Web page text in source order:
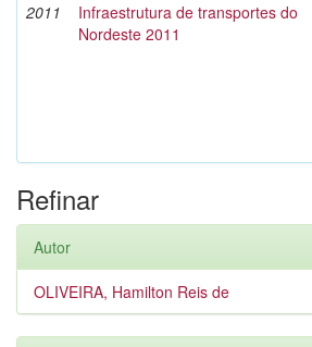
2011
Infraestrutura de transportes do
Nordeste 2011
Refinar
Autor
OLIVEIRA, Hamilton Reis de